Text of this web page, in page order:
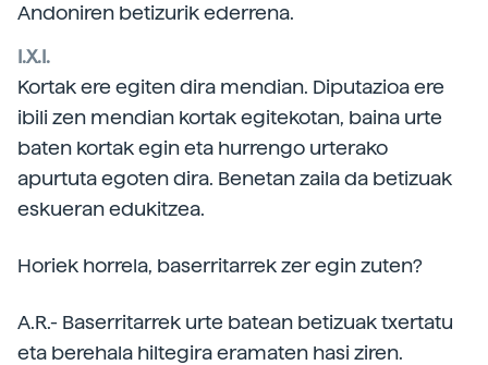
Andoniren betizurik ederrena.
I.X.I.
Kortak ere egiten dira mendian. Diputazioa ere
ibili zen mendian kortak egitekotan, baina urte
baten kortak egin eta hurrengo urterako
apurtuta egoten dira. Benetan zaila da betizuak
eskueran edukitzea.
Horiek horrela, baserritarrek zer egin zuten?
A.R.- Baserritarrek urte batean betizuak txertatu
eta berehala hiltegira eramaten hasi ziren.